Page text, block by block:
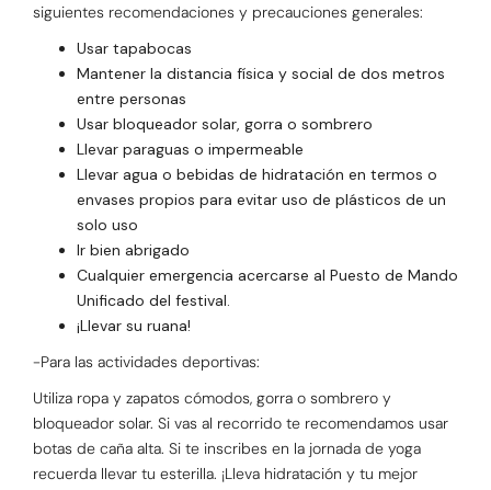
siguientes recomendaciones y precauciones generales:
Usar tapabocas
Mantener la distancia física y social de dos metros
entre personas
Usar bloqueador solar, gorra o sombrero
Llevar paraguas o impermeable
Llevar agua o bebidas de hidratación en termos o
envases propios para evitar uso de plásticos de un
solo uso
Ir bien abrigado
Cualquier emergencia acercarse al Puesto de Mando
Unificado del festival.
¡Llevar su ruana!
-Para las actividades deportivas:
Utiliza ropa y zapatos cómodos, gorra o sombrero y
bloqueador solar. Si vas al recorrido te recomendamos usar
botas de caña alta. Si te inscribes en la jornada de yoga
recuerda llevar tu esterilla. ¡Lleva hidratación y tu mejor